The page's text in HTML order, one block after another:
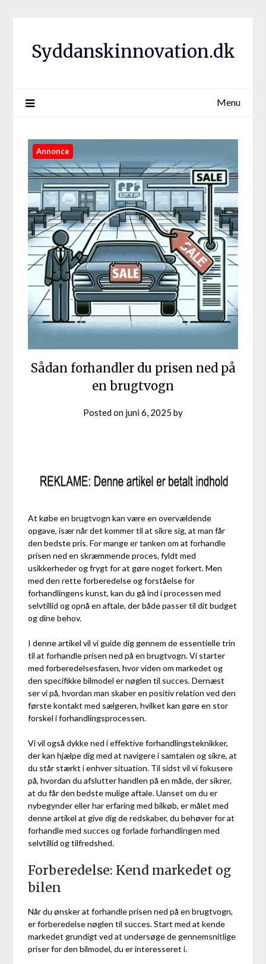
Syddanskinnovation.dk
Menu
Annonce
Sådan forhandler du prisen ned på
en brugtvogn
Posted on juni 6, 2025 by
At købe en brugtvogn kan være en overvældende
opgave, især når det kommer til at sikre sig, at man får
den bedste pris. For mange er tanken om at forhandle
prisen ned en skræmmende proces, fyldt med
usikkerheder og frygt for at gøre noget forkert. Men
med den rette forberedelse og forståelse for
forhandlingens kunst, kan du gå ind i processen med
selvtillid og opnå en aftale, der både passer til dit budget
og dine behov.
I denne artikel vil vi guide dig gennem de essentielle trin
til at forhandle prisen ned på en brugtvogn. Vi starter
med forberedelsesfasen, hvor viden om markedet og
den specifikke bilmodel er nøglen til succes. Dernæst
ser vi på, hvordan man skaber en positiv relation ved den
første kontakt med sælgeren, hvilket kan gøre en stor
forskel i forhandlingsprocessen.
Vi vil også dykke ned i effektive forhandlingsteknikker,
der kan hjælpe dig med at navigere i samtalen og sikre, at
du står stærkt i enhver situation. Til sidst vil vi fokusere
på, hvordan du afslutter handlen på en måde, der sikrer,
at du får den bedste mulige aftale. Uanset om du er
nybegynder eller har erfaring med bilkøb, er målet med
denne artikel at give dig de redskaber, du behøver for at
forhandle med succes og forlade forhandlingen med
selvtillid og tilfredshed.
Forberedelse: Kend markedet og
bilen
Når du ønsker at forhandle prisen ned på en brugtvogn,
er forberedelse nøglen til succes. Start med at kende
markedet grundigt ved at undersøge de gennemsnitlige
priser for den bilmodel, du er interesseret i.